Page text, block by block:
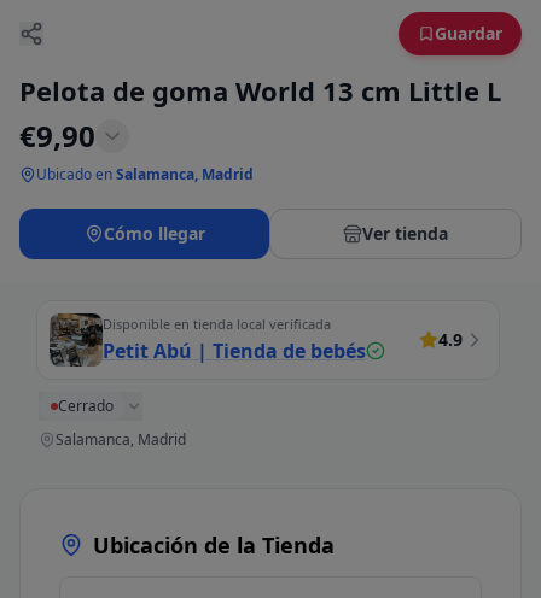
Guardar
Pelota de goma World 13 cm Little L
€9,90
Ubicado enSalamanca, Madrid
Cómo llegar Ver tienda
Disponible en tienda local verificada
Petit Abú | Tienda de bebés 4.9
Cerrado
Salamanca, Madrid
Ubicación de la Tienda